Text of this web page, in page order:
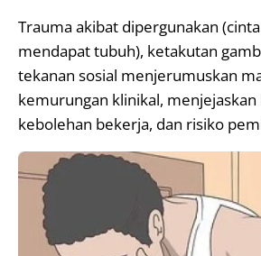
Trauma akibat dipergunakan
mendapat tubuh), ketakutan
tekanan sosial menjerumuskan
kemurungan klinikal,
kebolehan bekerja, dan risiko